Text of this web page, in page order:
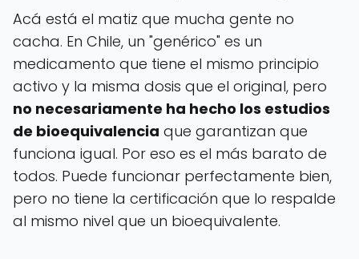
Acá está el matiz que mucha gente no
cacha. En Chile, un "genérico" es un
medicamento que tiene el mismo principio
activo y la misma dosis que el original, pero
no necesariamente ha hecho los estudios
de bioequivalencia que garantizan que
funciona igual. Por eso es el más barato de
todos. Puede funcionar perfectamente bien,
pero no tiene la certificación que lo respalde
al mismo nivel que un bioequivalente.